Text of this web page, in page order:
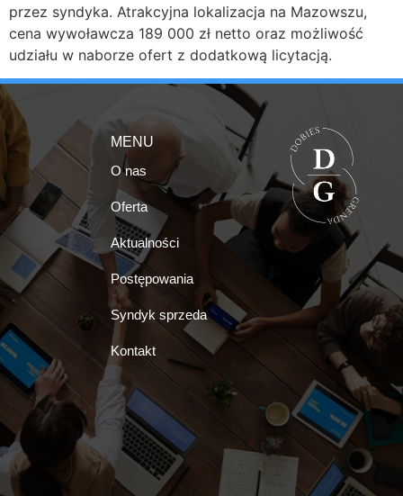
przez syndyka. Atrakcyjna lokalizacja na Mazowszu,
cena wywoławcza 189 000 zł netto oraz możliwość
udziału w naborze ofert z dodatkową licytacją.
MENU
O nas
Oferta
Aktualności
Postępowania
Syndyk sprzeda
Kontakt